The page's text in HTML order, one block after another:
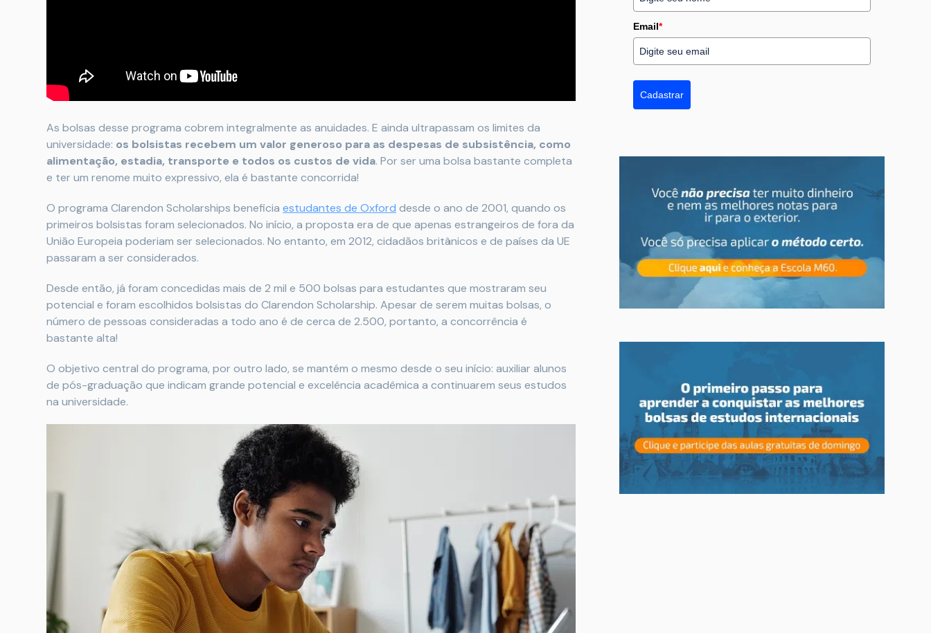
As bolsas desse programa cobrem integralmente as anuidades. E ainda ultrapassam os limites da
universidade: os bolsistas recebem um valor generoso para as despesas de subsistência, como
alimentação, estadia, transporte e todos os custos de vida. Por ser uma bolsa bastante completa
e ter um renome muito expressivo, ela é bastante concorrida!
O programa Clarendon Scholarships beneficia estudantes de Oxford desde o ano de 2001, quando os
primeiros bolsistas foram selecionados. No início, a proposta era de que apenas estrangeiros de fora da
União Europeia poderiam ser selecionados. No entanto, em 2012, cidadãos britânicos e de países da UE
passaram a ser considerados.
Desde então, já foram concedidas mais de 2 mil e 500 bolsas para estudantes que mostraram seu
potencial e foram escolhidos bolsistas do Clarendon Scholarship. Apesar de serem muitas bolsas, o
número de pessoas consideradas a todo ano é de cerca de 2.500, portanto, a concorrência é
bastante alta!
O objetivo central do programa, por outro lado, se mantém o mesmo desde o seu início: auxiliar alunos
de pós-graduação que indicam grande potencial e excelência acadêmica a continuarem seus estudos
na universidade.
Email*
Cadastrar